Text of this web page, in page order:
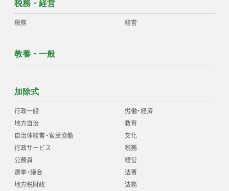
税務・経営
税務 経営
教養・一般
加除式
行政一般
地方自治
自治体経営・官民協働
行政サービス
公務員
選挙・議会
地方税財政
労働・経済
教育
文化
税務
経営
法曹
法務